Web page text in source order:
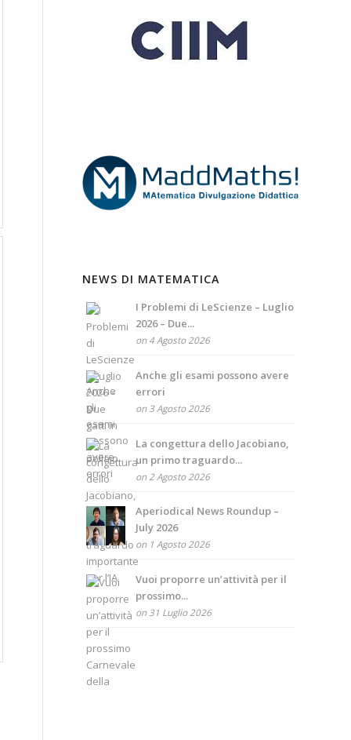
NEWS DI MATEMATICA
I Problemi di LeScienze – Luglio
2026 – Due...
on 4 Agosto 2026
Anche gli esami possono avere
errori
on 3 Agosto 2026
La congettura dello Jacobiano,
un primo traguardo...
on 2 Agosto 2026
Aperiodical News Roundup –
July 2026
on 1 Agosto 2026
Vuoi proporre un’attività per il
prossimo...
on 31 Luglio 2026